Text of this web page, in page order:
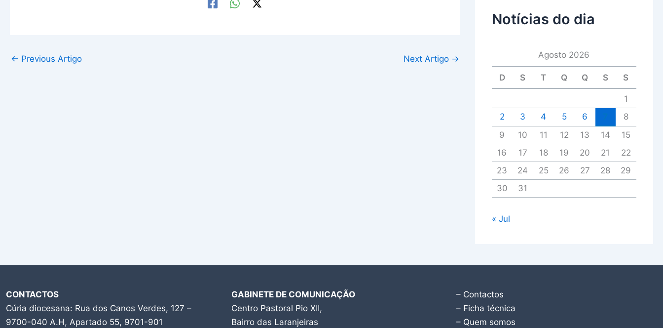
← Previous Artigo Next Artigo →
Notícias do dia
Agosto 2026
D S T Q Q S S
1
2
3 4 5 6
8
9
10 11 12 13 14
15
16
17 18 19 20 21
22
23
24 25 26 27 28
29
30
31
« Jul
CONTACTOS
Cúria diocesana: Rua dos Canos Verdes, 127 –
9700-040 A.H, Apartado 55, 9701-901
GABINETE DE COMUNICAÇÃO
Centro Pastoral Pio XII,
Bairro das Laranjeiras
– Contactos
– Ficha técnica
– Quem somos